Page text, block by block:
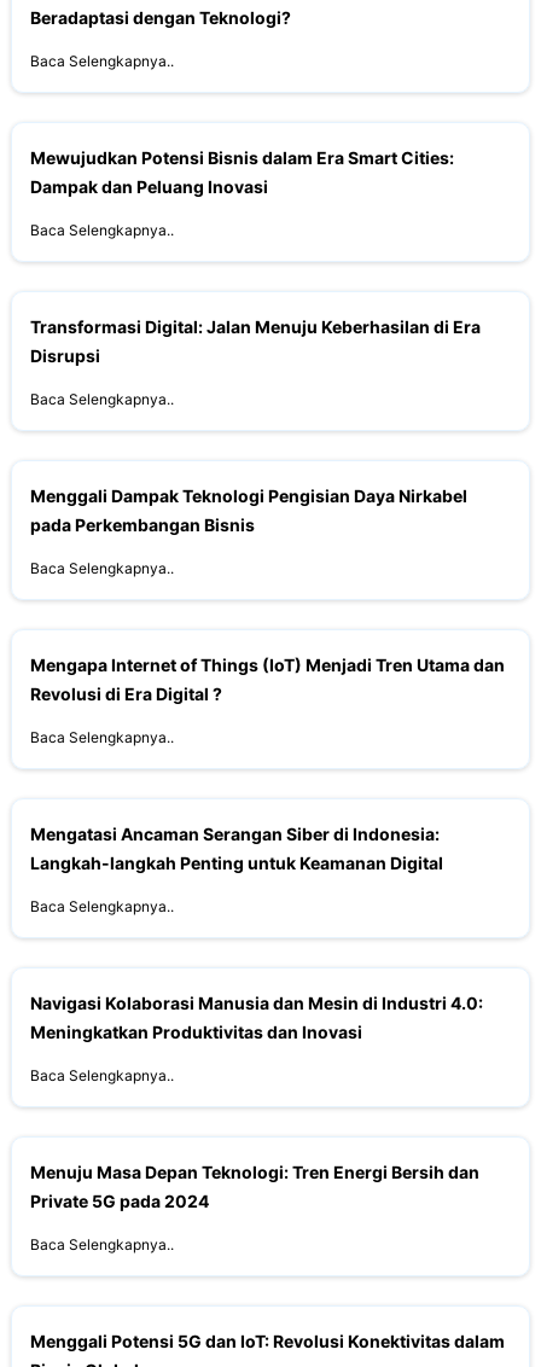
Beradaptasi dengan Teknologi?
Baca Selengkapnya..
Mewujudkan Potensi Bisnis dalam Era Smart Cities:
Dampak dan Peluang Inovasi
Baca Selengkapnya..
Transformasi Digital: Jalan Menuju Keberhasilan di Era
Disrupsi
Baca Selengkapnya..
Menggali Dampak Teknologi Pengisian Daya Nirkabel
pada Perkembangan Bisnis
Baca Selengkapnya..
Mengapa Internet of Things (IoT) Menjadi Tren Utama dan
Revolusi di Era Digital ?
Baca Selengkapnya..
Mengatasi Ancaman Serangan Siber di Indonesia:
Langkah-langkah Penting untuk Keamanan Digital
Baca Selengkapnya..
Navigasi Kolaborasi Manusia dan Mesin di Industri 4.0:
Meningkatkan Produktivitas dan Inovasi
Baca Selengkapnya..
Menuju Masa Depan Teknologi: Tren Energi Bersih dan
Private 5G pada 2024
Baca Selengkapnya..
Menggali Potensi 5G dan IoT: Revolusi Konektivitas dalam